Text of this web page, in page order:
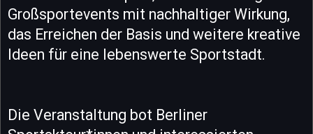
Großsportevents mit nachhaltiger Wirkung,
das Erreichen der Basis und weitere kreative
Ideen für eine lebenswerte Sportstadt.
Die Veranstaltung bot Berliner